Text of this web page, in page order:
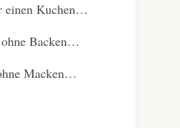
einen Kuchen…
Backen…
Macken…